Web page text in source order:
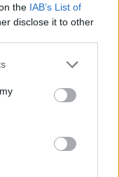
the IAB’s List of
disclose it to other
medikams ir